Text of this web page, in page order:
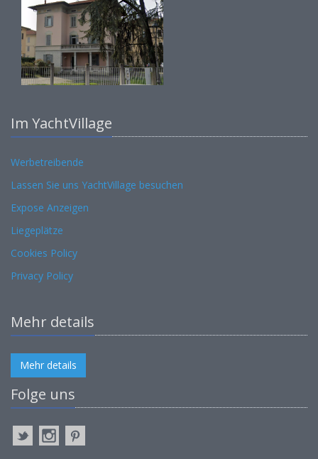
Im YachtVillage
Werbetreibende
Lassen Sie uns YachtVillage besuchen
Expose Anzeigen
Liegeplätze
Cookies Policy
Privacy Policy
Mehr details
Mehr details
Folge uns